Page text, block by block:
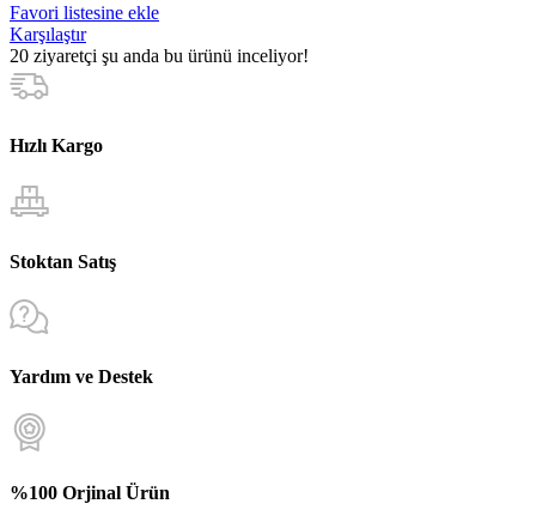
Favori listesine ekle
Karşılaştır
20 ziyaretçi şu anda bu ürünü inceliyor!
Hızlı Kargo
Stoktan Satış
Yardım ve Destek
%100 Orjinal Ürün